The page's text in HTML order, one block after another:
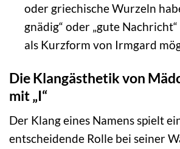
oder griechische Wurzeln
gnädig“ oder „gute
als Kurzform von Irmgard
Die Klangästhetik von
mit „I“
Der Klang eines Namens spielt
entscheidende Rolle bei seiner